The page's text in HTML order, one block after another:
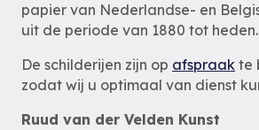
papier van Nederlandse- en
uit de periode van 1880 tot heden.
De schilderijen zijn op afspraak te
zodat wij u optimaal van dienst
Ruud van der Velden Kunst